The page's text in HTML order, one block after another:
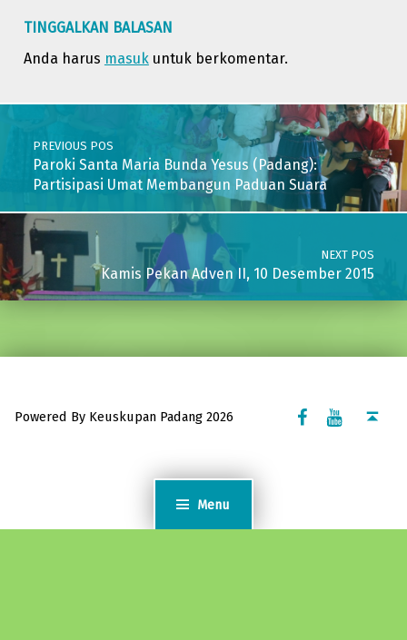
Menu
TINGGALKAN BALASAN
Anda harus masukuntuk berkomentar.
Post navigation
PREVIOUS POS
Paroki Santa Maria Bunda Yesus (Padang):
Partisipasi Umat Membangun Paduan Suara
NEXT POS
Kamis Pekan Adven II, 10 Desember 2015
Powered By Keuskupan Padang 2026